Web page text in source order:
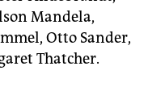
Mandela,
Otto Sander,
Thatcher.